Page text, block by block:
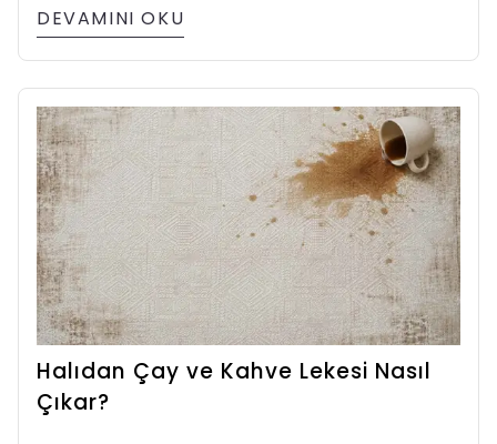
DEVAMINI OKU
Halıdan Çay ve Kahve Lekesi Nasıl
Çıkar?